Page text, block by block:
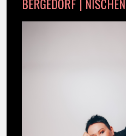
BERGEDORF |